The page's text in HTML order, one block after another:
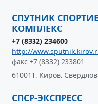
СПУТНИК
КОМПЛЕКС
+7 (8332) 234600
http://
факс +7 (8332) 233801
610011, Киров,
СПСР-ЭКСПРЕСС